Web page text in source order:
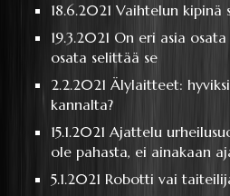
18.6.2021Vaihtelun kipinä
19.3.2021 On eri asia
osata selittää se
2.2.2021Älylaitteet:
kannalta?
15.1.2021Ajattelu
ole pahasta, ei ainakaan
5.1.2021Robotti vai